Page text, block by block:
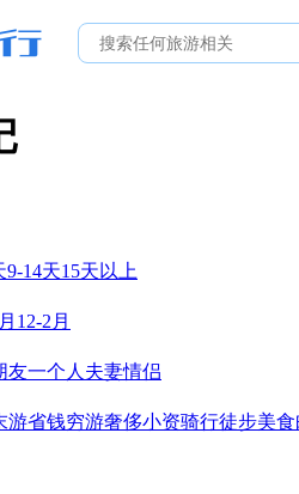
9-14天15天以上
12-2月
友一个人 夫妻情侣
游省钱穷游奢侈小资骑行徒步美食